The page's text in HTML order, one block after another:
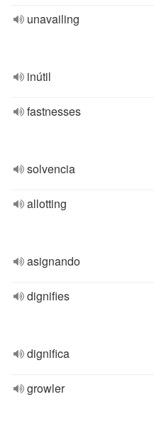
unavailing
inútil
fastnesses
solvencia
allotting
asignando
dignifies
dignifica
growler